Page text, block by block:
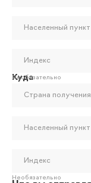
Населенный пункт
Индекс
Необязательно
Куда
Страна получения
Населенный пункт
Индекс
Необязательно